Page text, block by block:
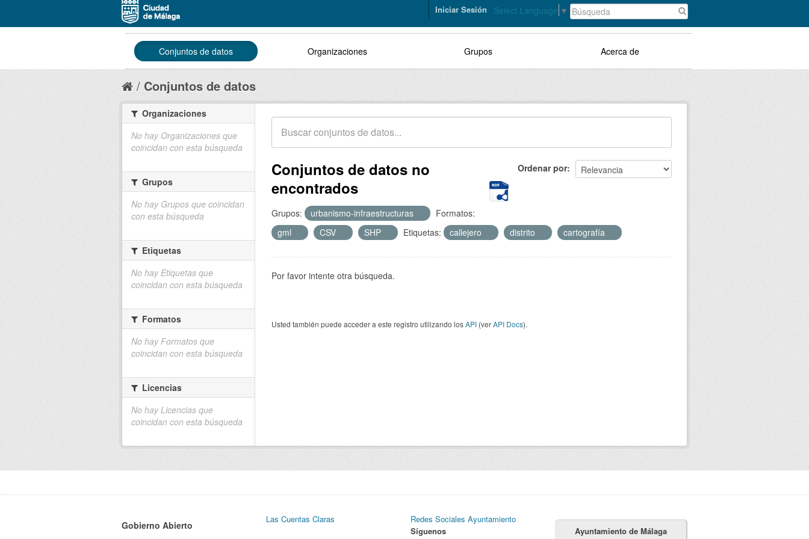
Select Language ▼
Iniciar Sesión
Conjuntos de datos Organizaciones Grupos Acerca de
Conjuntos de datos
Ordenar por
Conjuntos de datos no
encontrados
Grupos: urbanismo-infraestructuras
Formatos:
gml
CSV SHP Etiquetas: callejero distrito cartografía
Por favor intente otra búsqueda.
Usted también puede acceder a este registro utilizando losAPI (verAPI Docs).
Organizaciones
No hay Organizaciones que
coincidan con esta búsqueda
Grupos
No hay Grupos que coincidan
con esta búsqueda
Etiquetas
No hay Etiquetas que
coincidan con esta búsqueda
Formatos
No hay Formatos que
coincidan con esta búsqueda
Licencias
No hay Licencias que
coincidan con esta búsqueda
Gobierno Abierto
Las Cuentas Claras
Redes Sociales Ayuntamiento
Síguenos
Ayuntamiento de Málaga